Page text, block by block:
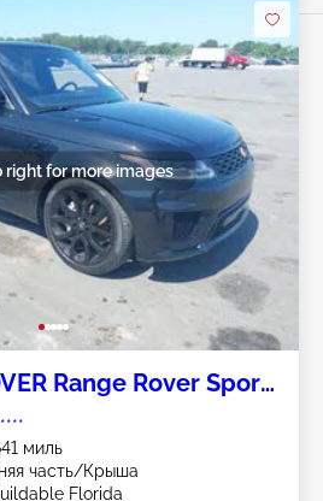
right for more images
Range Rover Sport
миль
часть/Крыша
Florida